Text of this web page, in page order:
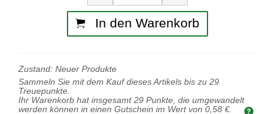
In den Warenkorb
Zustand: Neuer Produkte
Sammeln Sie mit dem Kauf dieses Artikels bis zu 29
Treuepunkte.
Ihr Warenkorb hat insgesamt 29 Punkte, die umgewandelt
werden können in einen Gutschein im Wert von 0,58 €.